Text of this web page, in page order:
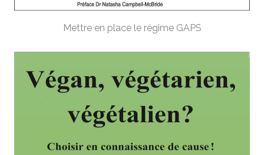
Mettre en place le régime GAPS